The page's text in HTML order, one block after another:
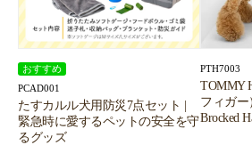
おすすめ
PCAD001
たすカルル犬用防災7点セット |
緊急時に愛するペットの安全を守
るグッズ
PTH7003
TOMMY
フィガー
Brocked